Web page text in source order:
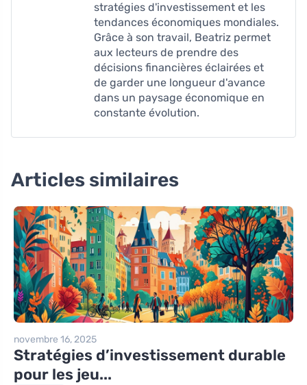
stratégies d'investissement et les
tendances économiques mondiales.
Grâce à son travail, Beatriz permet
aux lecteurs de prendre des
décisions financières éclairées et
de garder une longueur d'avance
dans un paysage économique en
constante évolution.
Articles similaires
novembre 16, 2025
Stratégies d’investissement durable
pour les jeu...